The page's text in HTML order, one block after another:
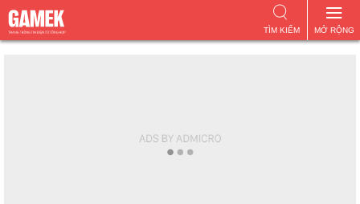
MỞ RỘNG
TÌM KIẾM